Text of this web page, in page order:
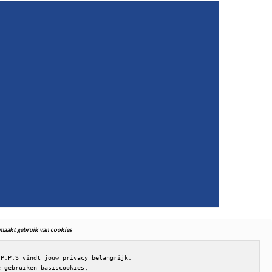
maakt gebruik van cookies
vindt jouw privacy belangrijk.
gebruiken basiscookies,